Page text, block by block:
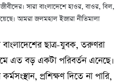
সারা বাংলাদেশে হাওর, বাওর, বিল,
আমরা জলমহাল ইজারা নীতিমালা
ছাত্র-যুবক, তরুণরা
এত বড় একটা পরিবর্তন এনেছে।
প্রশিক্ষণ দিতে না পারি,